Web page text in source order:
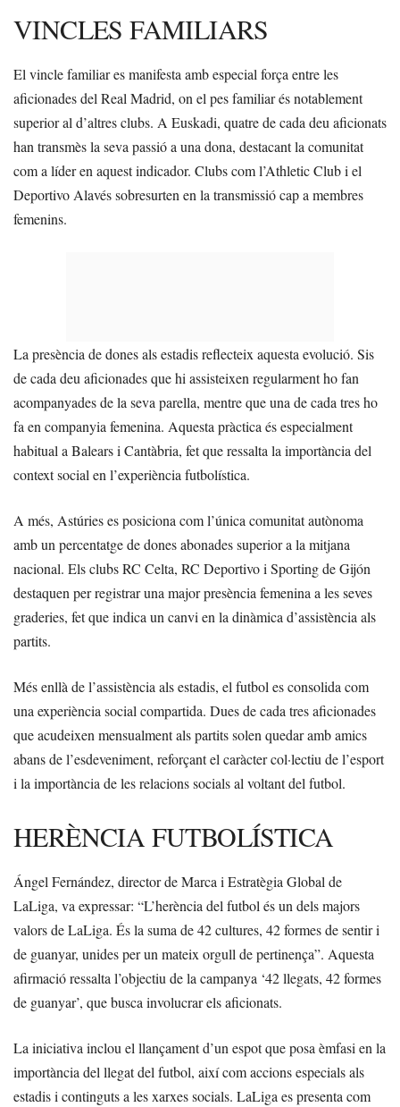
VINCLES FAMILIARS
El vincle familiar es manifesta amb especial força entre les
aficionades del Real Madrid, on el pes familiar és notablement
superior al d’altres clubs. A Euskadi, quatre de cada deu aficionats
han transmès la seva passió a una dona, destacant la comunitat
com a líder en aquest indicador. Clubs com l’Athletic Club i el
Deportivo Alavés sobresurten en la transmissió cap a membres
femenins.
La presència de dones als estadis reflecteix aquesta evolució. Sis
de cada deu aficionades que hi assisteixen regularment ho fan
acompanyades de la seva parella, mentre que una de cada tres ho
fa en companyia femenina. Aquesta pràctica és especialment
habitual a Balears i Cantàbria, fet que ressalta la importància del
context social en l’experiència futbolística.
A més, Astúries es posiciona com l’única comunitat autònoma
amb un percentatge de dones abonades superior a la mitjana
nacional. Els clubs RC Celta, RC Deportivo i Sporting de Gijón
destaquen per registrar una major presència femenina a les seves
graderies, fet que indica un canvi en la dinàmica d’assistència als
partits.
Més enllà de l’assistència als estadis, el futbol es consolida com
una experiència social compartida. Dues de cada tres aficionades
que acudeixen mensualment als partits solen quedar amb amics
abans de l’esdeveniment, reforçant el caràcter col·lectiu de l’esport
i la importància de les relacions socials al voltant del futbol.
HERÈNCIA FUTBOLÍSTICA
Ángel Fernández, director de Marca i Estratègia Global de
LaLiga, va expressar: “L’herència del futbol és un dels majors
valors de LaLiga. És la suma de 42 cultures, 42 formes de sentir i
de guanyar, unides per un mateix orgull de pertinença”. Aquesta
afirmació ressalta l’objectiu de la campanya ‘42 llegats, 42 formes
de guanyar’, que busca involucrar els aficionats.
La iniciativa inclou el llançament d’un espot que posa èmfasi en la
importància del llegat del futbol, així com accions especials als
estadis i continguts a les xarxes socials. LaLiga es presenta com